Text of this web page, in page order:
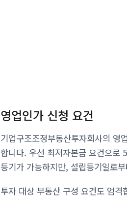
영업인가 신청 요건
기업구조조정부동산투자회사의 영
합니다. 우선 최저자본금 요건으로
등기가 가능하지만, 설립등기일로
투자 대상 부동산 구성 요건도 엄